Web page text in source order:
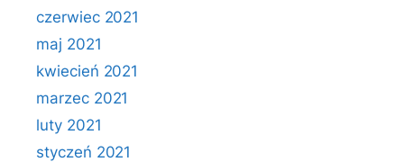
czerwiec 2021
maj 2021
kwiecień 2021
marzec 2021
luty 2021
styczeń 2021